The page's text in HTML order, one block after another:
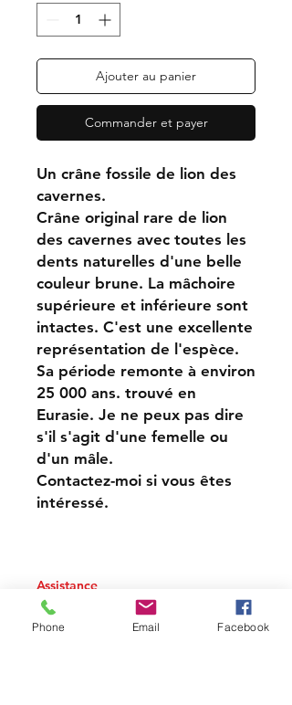
Ajouter au panier
Commander et payer
Un crâne fossile de lion des
cavernes.
Crâne original rare de lion
des cavernes avec toutes les
dents naturelles d'une belle
couleur brune. La mâchoire
supérieure et inférieure sont
intactes. C'est une excellente
représentation de l'espèce.
Sa période remonte à environ
25 000 ans. trouvé en
Eurasie. Je ne peux pas dire
s'il s'agit d'une femelle ou
d'un mâle.
Contactez-moi si vous êtes
intéressé.
Assistance
Expédition
Modes de paiement
Phone Email Facebook